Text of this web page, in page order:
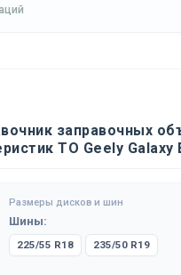
заправочных
ТО Geely Galaxy
Размеры дисков и шин
Шины:
225/55 R18 235/50 R19